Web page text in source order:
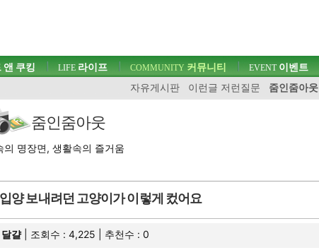
쿠킹 LIFE 라이프 COMMUNITY 커뮤니티
자유게시판
이런글 저런질문 줌인줌아웃
EVENT이벤트
줌인줌아웃
의 명장면, 생활속의 즐거움
입양 보내려던 고양이가 이렇게 컸어요
달걀| 조회수 : 4,225 | 추천수 :0